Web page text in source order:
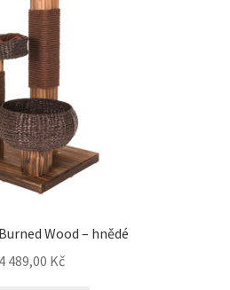
Wood – hnědé
4 489,00 Kč